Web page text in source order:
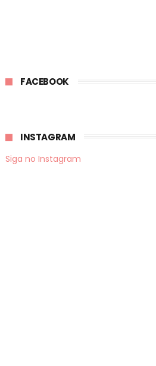
FACEBOOK
INSTAGRAM
Siga no Instagram